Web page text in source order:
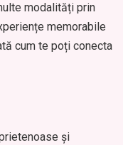
modalități prin
memorabile
cum te poți conecta
și